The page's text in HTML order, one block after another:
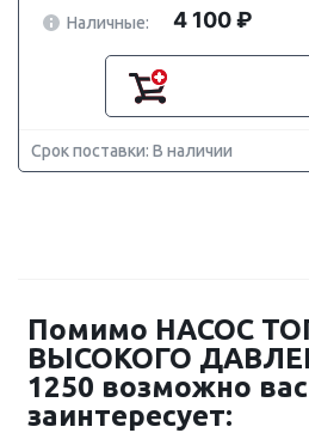
Наличные:
4 100 ₽
Срок поставки: В наличии
Помимо НАСОС
ВЫСОКОГО
1250 возможно вас
заинтересует: